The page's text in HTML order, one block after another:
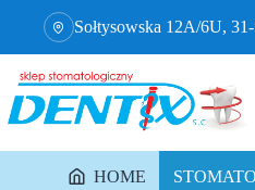
Sołtysowska 12A/6U,
HOME